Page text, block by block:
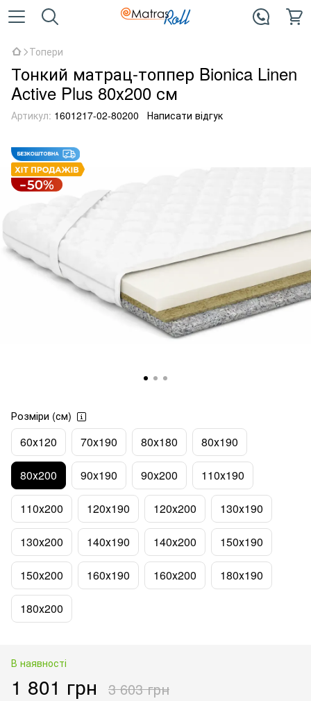
Топери
Тонкий матрац-топпер Bionica Linen
Active Plus 80х200 см
Артикул: 1601217-02-80200 Написати відгук
Розміри (см)
60х120 70х190 80х180 80х190
80х200 90х190 90х200 110х190
110х200 120х190 120х200 130х190
130х200 140х190 140х200 150х190
150х200 160х190 160х200 180х190
180х200
В наявності
1 801 грн 3 603 грн